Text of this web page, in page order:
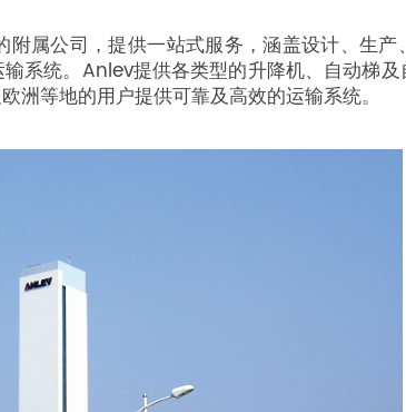
属公司，提供一站式服务，涵盖设计、生产
系统。Anlev提供各类型的升降机、自动梯
洲等地的用户提供可靠及高效的运输系统。